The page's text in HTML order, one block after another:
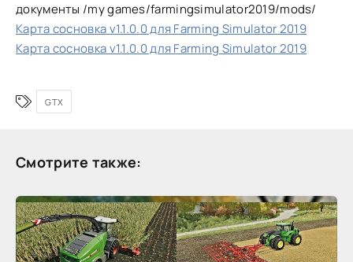
документы /my games/farmingsimulator2019/mods/
Карта сосновка v1.1.0.0 для Farming Simulator 2019
Карта сосновка v1.1.0.0 для Farming Simulator 2019
GTX
Смотрите также: